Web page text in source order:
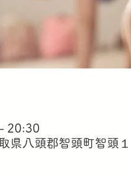
20:30
県八頭郡智頭町智頭